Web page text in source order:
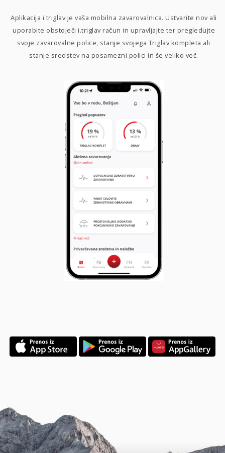
Aplikacija i.triglav je vaša mobilna zavarovalnica. Ustvarite nov ali
uporabite obstoječi i.triglav račun in upravljajte ter pregledujte
svoje zavarovalne police, stanje svojega Triglav kompleta ali
stanje sredstev na posamezni polici in še veliko več.